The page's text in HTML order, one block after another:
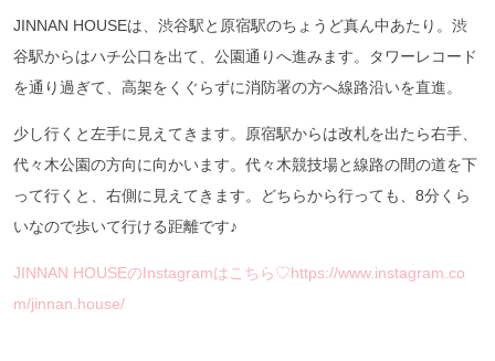
JINNAN HOUSEは、渋谷駅と原宿駅のちょうど真ん中あたり。渋
谷駅からはハチ公口を出て、公園通りへ進みます。タワーレコード
を通り過ぎて、高架をくぐらずに消防署の方へ線路沿いを直進。
少し行くと左手に見えてきます。原宿駅からは改札を出たら右手、
代々木公園の方向に向かいます。代々木競技場と線路の間の道を下
って行くと、右側に見えてきます。どちらから行っても、8分くら
いなので歩いて行ける距離です♪
JINNAN HOUSEのInstagramはこちら♡https://www.instagram.co
m/jinnan.house/